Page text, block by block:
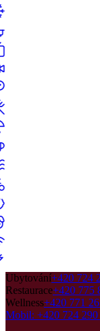
Ubytování+420 724
Restaurace+420 775
Wellness+420 771
Mobil: +420 724 290